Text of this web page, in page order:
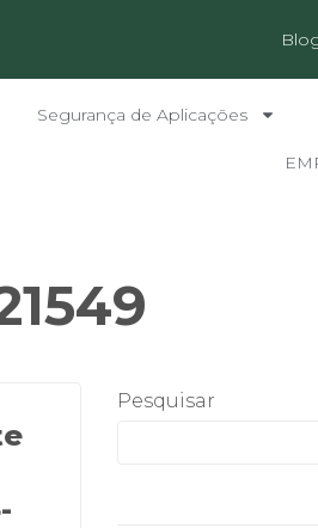
Segurança de Aplicações
Pesquisar